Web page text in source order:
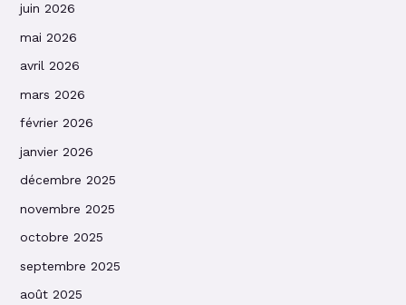
juin 2026
mai 2026
avril 2026
mars 2026
février 2026
janvier 2026
décembre 2025
novembre 2025
octobre 2025
septembre 2025
août 2025